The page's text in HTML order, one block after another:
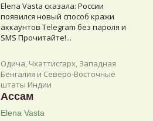
Elena Vasta сказалa: России
появился новый способ кражи
аккаунтов Telegram без пароля и
SMS Прочитайте!...
Одича, Чхаттисгарх, Западная
Бенгалия и Северо-Восточные
штаты Индии
Ассам
Elena Vasta